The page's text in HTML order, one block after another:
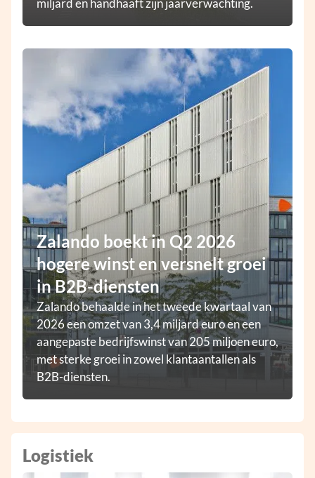
Zalando boekt in Q2 2026
hogere winst en versnelt groei
in B2B-diensten
Zalando behaalde in het tweede kwartaal van
2026 een omzet van 3,4 miljard euro en een
aangepaste bedrijfswinst van 205 miljoen euro,
met sterke groei in zowel klantaantallen als
B2B-diensten.
Logistiek